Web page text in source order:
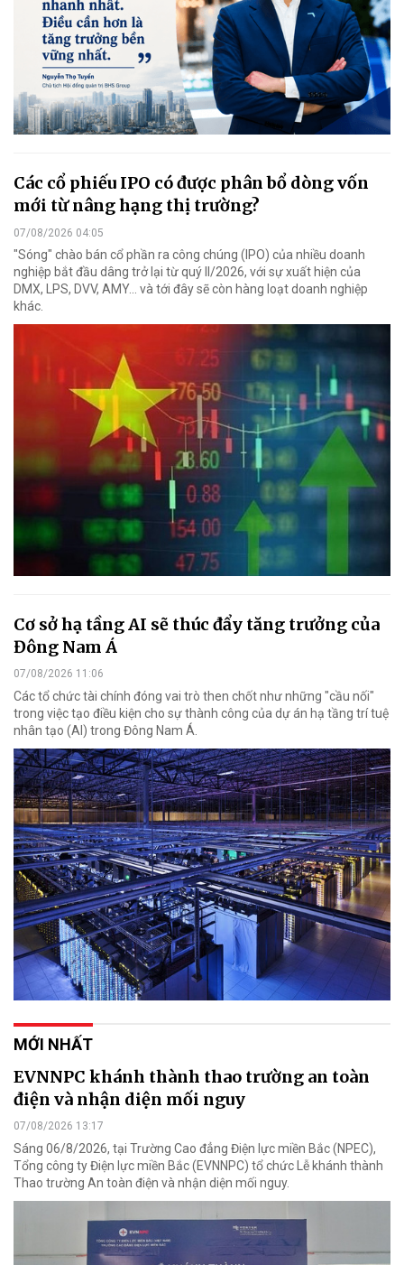
Các cổ phiếu IPO có được phân bổ dòng vốn
mới từ nâng hạng thị trường?
07/08/2026 04:05
"Sóng" chào bán cổ phần ra công chúng (IPO) của nhiều doanh
nghiệp bắt đầu dâng trở lại từ quý II/2026, với sự xuất hiện của
DMX, LPS, DVV, AMY... và tới đây sẽ còn hàng loạt doanh nghiệp
khác.
Cơ sở hạ tầng AI sẽ thúc đẩy tăng trưởng của
Đông Nam Á
07/08/2026 11:06
Các tổ chức tài chính đóng vai trò then chốt như những "cầu nối"
trong việc tạo điều kiện cho sự thành công của dự án hạ tầng trí tuệ
nhân tạo (AI) trong Đông Nam Á.
MỚI NHẤT
EVNNPC khánh thành thao trường an toàn
điện và nhận diện mối nguy
07/08/2026 13:17
Sáng 06/8/2026, tại Trường Cao đẳng Điện lực miền Bắc (NPEC),
Tổng công ty Điện lực miền Bắc (EVNNPC) tổ chức Lễ khánh thành
Thao trường An toàn điện và nhận diện mối nguy.